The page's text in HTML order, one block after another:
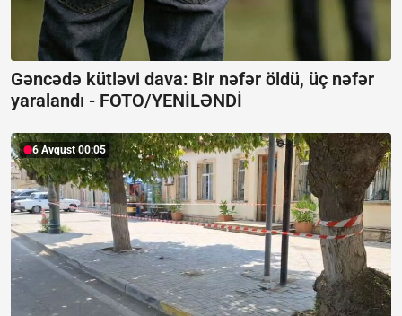
Gəncədə kütləvi dava: Bir nəfər öldü, üç nəfər
yaralandı - FOTO/YENİLƏNDİ
6 Avqust 00:05